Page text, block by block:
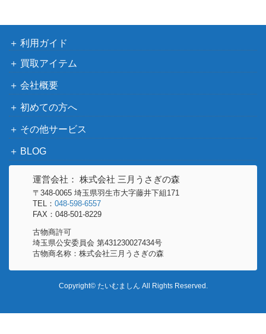
利用ガイド
買取アイテム
会社概要
初めての方へ
その他サービス
BLOG
運営会社： 株式会社 三月うさぎの森
〒348-0065 埼玉県羽生市大字藤井下組171
TEL： 048-598-6557
FAX：048-501-8229
古物商許可
埼玉県公安委員会 第431230027434号
古物商名称：株式会社三月うさぎの森
Copyright© たいむましん All Rights Reserved.